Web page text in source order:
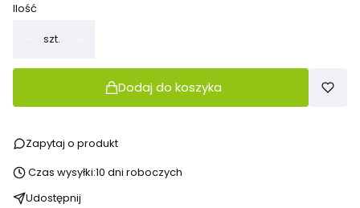
Ilość
szt.
Dodaj do koszyka
Zapytaj o produkt
Czas wysyłki:10 dni roboczych
Udostępnij